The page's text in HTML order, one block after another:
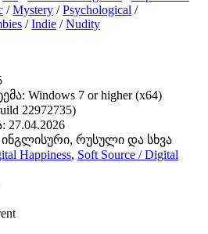
/Mystery /Psychological /
/Indie /Nudity
Windows 7 or higher (x64)
22972735)
27.04.2026
ინგლისური, რუსული და სხვა
Happiness, Soft Source / Digital